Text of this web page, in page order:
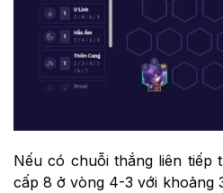
Nếu có chuỗi thắng liên tiếp
cấp 8 ở vòng 4-3 với khoảng